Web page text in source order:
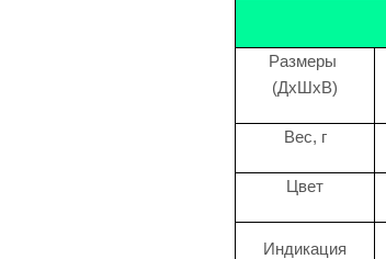
Размеры
(ДхШхВ)
Bec, г
Цвет
Индикация